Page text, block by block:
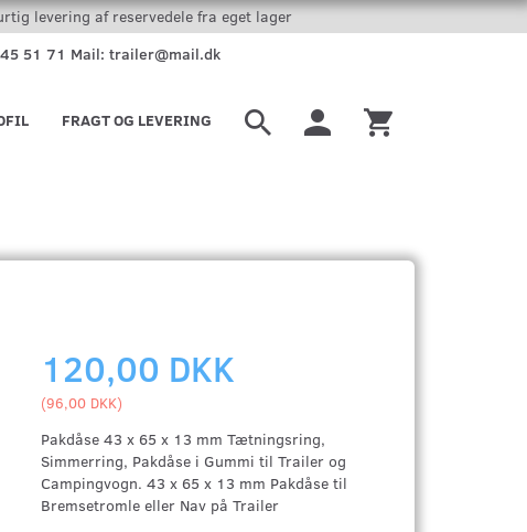
levering af reservedele fra eget lager
51 71 Mail: trailer@mail.dk
FRAGT OG LEVERING
120,00 DKK
(96,00 DKK)
Pakdåse 43 x 65 x 13 mm Tætningsring,
Simmerring, Pakdåse i Gummi til Trailer og
Campingvogn. 43 x 65 x 13 mm Pakdåse til
Bremsetromle eller Nav på Trailer